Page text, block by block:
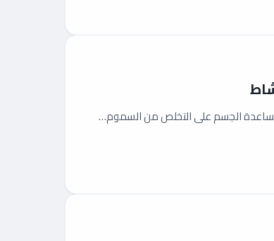
مساعدة الجسم على التخلص من السموم…